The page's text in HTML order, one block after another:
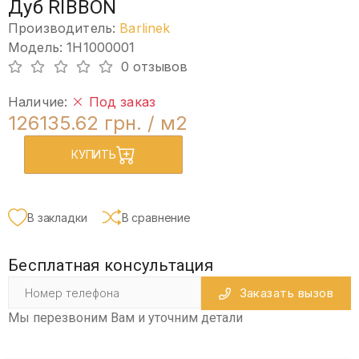
Дуб RIBBON
Производитель: Barlinek
Модель: 1H1000001
0 отзывов
Наличие: Под заказ
126135.62 грн. / м2
КУПИТЬ
В закладки В сравнение
Бесплатная консультация
Заказать вызов
Мы перезвоним Вам и уточним детали